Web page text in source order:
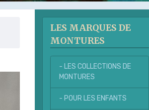
LES MARQUES DE
MONTURES
- LES COLLECTIONS DE
MONTURES
- POUR LES ENFANTS